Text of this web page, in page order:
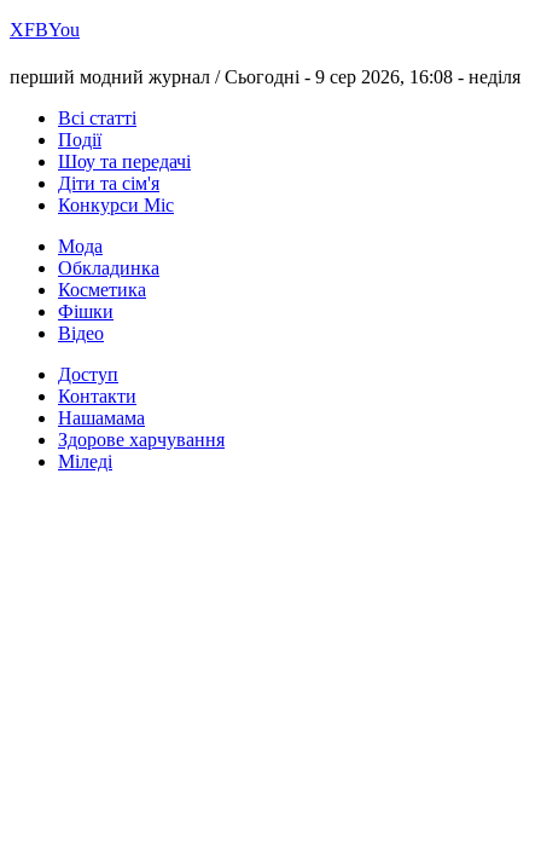
ХFBYou
перший модний журнал /Сьогодні - 9 сер 2026, 16:08 - неділя
Всі статті
Події
Шоу та передачі
Діти та сім'я
Конкурси Міс
Мода
Обкладинка
Косметика
Фішки
Відео
Доступ
Контакти
Нашамама
Здорове харчування
Міледі